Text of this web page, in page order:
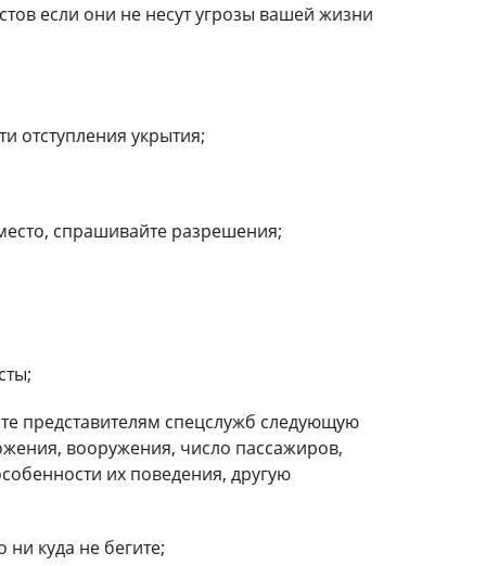
если они не несут угрозы вашей жизни
отступления укрытия;
спрашивайте разрешения;
представителям спецслужб следующую
вооружения, число пассажиров,
их поведения, другую
куда не бегите;